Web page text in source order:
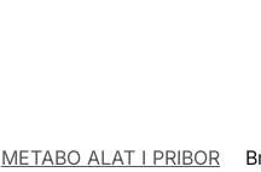
METABO ALAT I PRIBOR